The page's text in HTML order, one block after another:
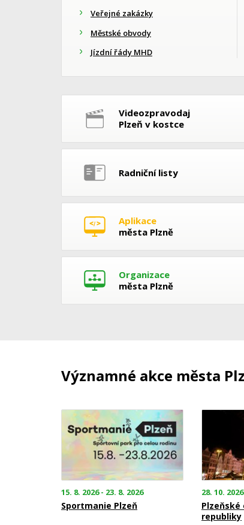
Veřejné zakázky
Městské obvody
Jízdní řády MHD
Videozpravodaj
Plzeň v kostce
Radniční listy
Aplikace
města Plzně
Organizace
města Plzně
Významné akce města
15. 8. 2026 - 23. 8. 2026
Sportmanie Plzeň
28. 10.
Plzeňské
republiky